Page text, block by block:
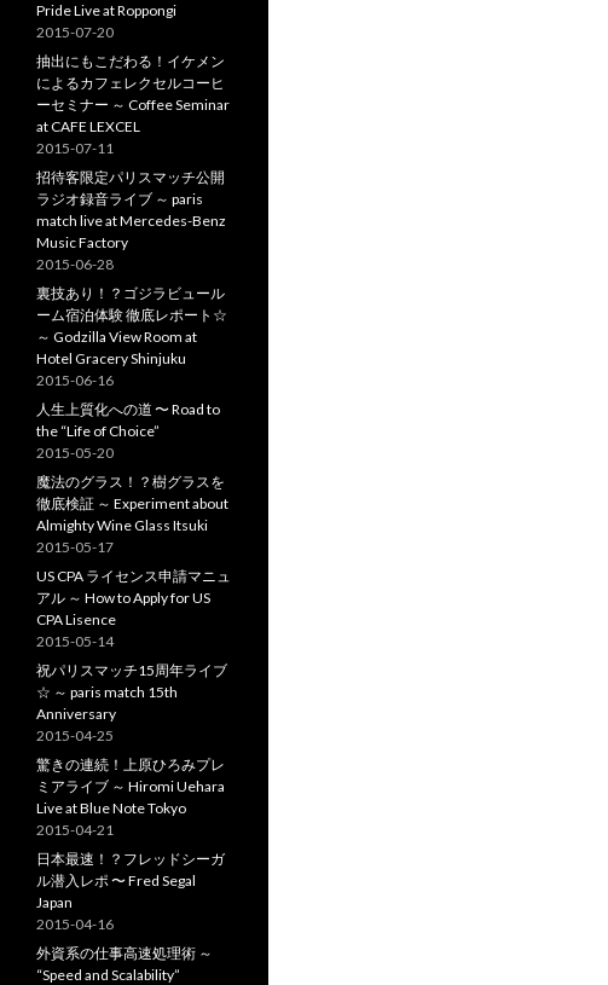
Pride Live at Roppongi
2015-07-20
抽出にもこだわる！イケメン
によるカフェレクセルコーヒ
ーセミナー ～ Coffee Seminar
at CAFE LEXCEL
2015-07-11
招待客限定パリスマッチ公開
ラジオ録音ライブ ～ paris
match live at Mercedes-Benz
Music Factory
2015-06-28
裏技あり！？ゴジラビュール
ーム宿泊体験 徹底レポート☆
～ Godzilla View Room at
Hotel Gracery Shinjuku
2015-06-16
人生上質化への道 〜 Road to
the “Life of Choice”
2015-05-20
魔法のグラス！？樹グラスを
徹底検証 ～ Experiment about
Almighty Wine Glass Itsuki
2015-05-17
US CPA ライセンス申請マニュ
アル ～ How to Apply for US
CPA Lisence
2015-05-14
祝パリスマッチ15周年ライブ
☆ ～ paris match 15th
Anniversary
2015-04-25
驚きの連続！上原ひろみプレ
ミアライブ ～ Hiromi Uehara
Live at Blue Note Tokyo
2015-04-21
日本最速！？フレッドシーガ
ル潜入レポ 〜 Fred Segal
Japan
2015-04-16
外資系の仕事高速処理術 ～
“Speed and Scalability”